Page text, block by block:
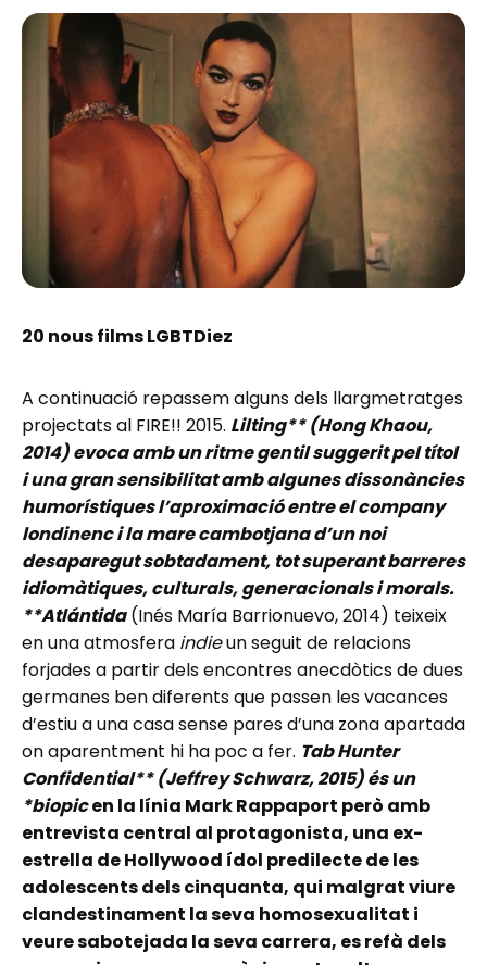
20 nous films LGBTDiez
A continuació repassem alguns dels llargmetratges
projectats al FIRE!! 2015. Lilting** (Hong Khaou,
2014) evoca amb un ritme gentil suggerit pel títol
i una gran sensibilitat amb algunes dissonàncies
humorístiques l’aproximació entre el company
londinenc i la mare cambotjana d’un noi
desaparegut sobtadament, tot superant barreres
idiomàtiques, culturals, generacionals i morals.
**Atlántida(Inés María Barrionuevo, 2014) teixeix
en una atmosfera indieun seguit de relacions
forjades a partir dels encontres anecdòtics de dues
germanes ben diferents que passen les vacances
d’estiu a una casa sense pares d’una zona apartada
on aparentment hi ha poc a fer. Tab Hunter
Confidential** (Jeffrey Schwarz, 2015) és un
*biopicen la línia Mark Rappaport però amb
entrevista central al protagonista, una ex-
estrella de Hollywood ídol predilecte de les
adolescents dels cinquanta, qui malgrat viure
clandestinament la seva homosexualitat i
veure sabotejada la seva carrera, es refà dels